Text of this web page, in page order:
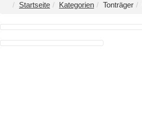
Startseite Kategorien Tonträger